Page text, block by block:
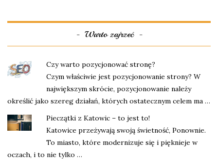
Warto zajrzeć
Czy warto pozycjonować stronę?
Czym właściwie jest pozycjonowanie strony? W
największym skrócie, pozycjonowanie należy
określić jako szereg działań, których ostatecznym celem ma …
Pieczątki z Katowic – to jest to!
Katowice przeżywają swoją świetność, Ponownie.
To miasto, które modernizuje się i pięknieje w
oczach, i to nie tylko …